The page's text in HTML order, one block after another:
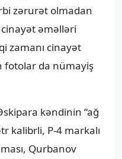
zərurət olmadan
əməlləri
zamanı cinayət
fotolar da nümayiş
kəndinin “ağ
kalibrli, P-4 markalı
Qurbanov